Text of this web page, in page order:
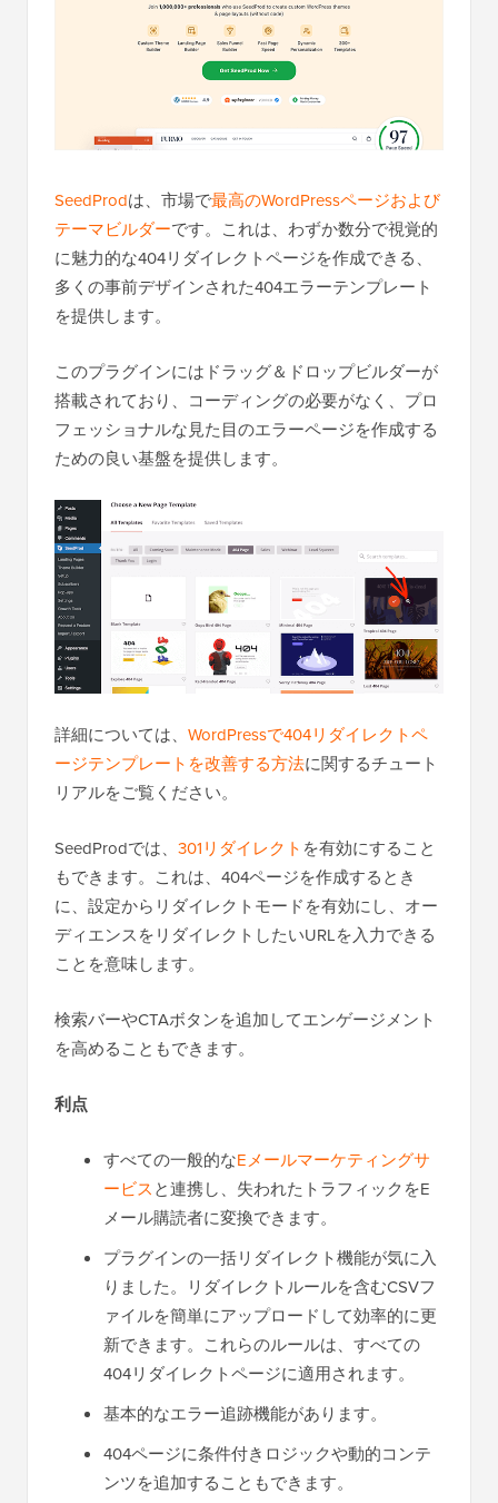
SeedProdは、市場で最高のWordPressページおよび
テーマビルダーです。これは、わずか数分で視覚的
に魅力的な404リダイレクトページを作成できる、
多くの事前デザインされた404エラーテンプレート
を提供します。
このプラグインにはドラッグ＆ドロップビルダーが
搭載されており、コーディングの必要がなく、プロ
フェッショナルな見た目のエラーページを作成する
ための良い基盤を提供します。
詳細については、 WordPressで404リダイレクトペ
ージテンプレートを改善する方法に関するチュート
リアルをご覧ください。
SeedProdでは、 301リダイレクト を有効にすること
もできます。これは、404ページを作成するとき
に、設定からリダイレクトモードを有効にし、オー
ディエンスをリダイレクトしたいURLを入力できる
ことを意味します。
検索バーやCTAボタンを追加してエンゲージメント
を高めることもできます。
利点
すべての一般的なEメールマーケティングサ
ービスと連携し、失われたトラフィックをE
メール購読者に変換できます。
プラグインの一括リダイレクト機能が気に入
りました。リダイレクトルールを含むCSVフ
ァイルを簡単にアップロードして効率的に更
新できます。これらのルールは、すべての
404リダイレクトページに適用されます。
基本的なエラー追跡機能があります。
404ページに条件付きロジックや動的コンテ
ンツを追加することもできます。